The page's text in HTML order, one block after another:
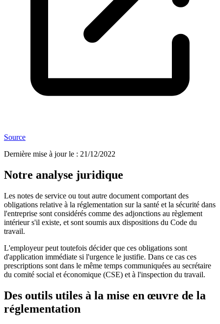
Source
Dernière mise à jour le : 21/12/2022
Notre analyse juridique
Les notes de service ou tout autre document comportant des
obligations relative à la réglementation sur la santé et la sécurité dans
l'entreprise sont considérés comme des adjonctions au règlement
intérieur s'il existe, et sont soumis aux dispositions du Code du
travail.
L'employeur peut toutefois décider que ces obligations sont
d'application immédiate si l'urgence le justifie. Dans ce cas ces
prescriptions sont dans le même temps communiquées au secrétaire
du comité social et économique (CSE) et à l'inspection du travail.
Des outils utiles à la mise en œuvre de la
réglementation